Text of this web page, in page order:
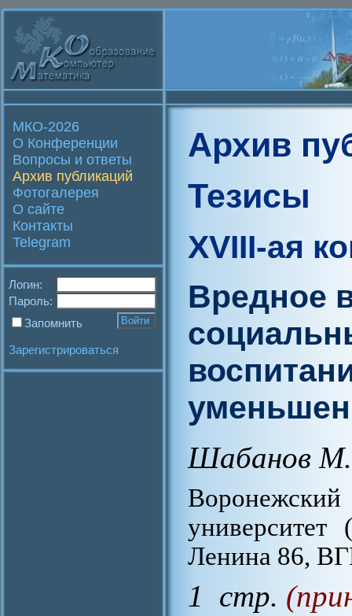
МКО-2026
О Конференции
Вопросы и ответы
Архив публикаций
Фотогалерея
О сайте
Контакты
Telegram
Логин:
Пароль:
Запомнить
Зарегистрироваться
Архив
Тезисы
XVIII-ая
Вредное
Шабанов
Воронежский
Ленина 86,
1 стр.